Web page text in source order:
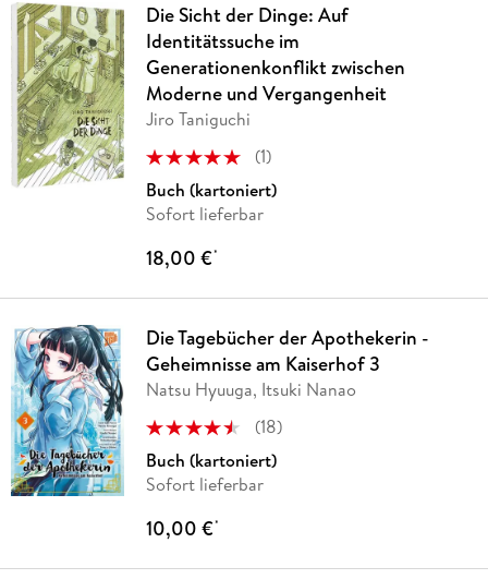
Die Sicht der Dinge: Auf
Identitätssuche im
Generationenkonflikt zwischen
Moderne und Vergangenheit
Jiro Taniguchi
(1)
Buch (kartoniert)
Sofort lieferbar
18,00 €*
Die Tagebücher der Apothekerin -
Geheimnisse am Kaiserhof 3
Natsu Hyuuga, Itsuki Nanao
(18)
Buch (kartoniert)
Sofort lieferbar
10,00 €*